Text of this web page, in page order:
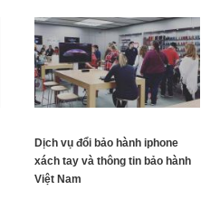
Dịch vụ đổi bảo hành iphone
xách tay và thông tin bảo hành
Việt Nam